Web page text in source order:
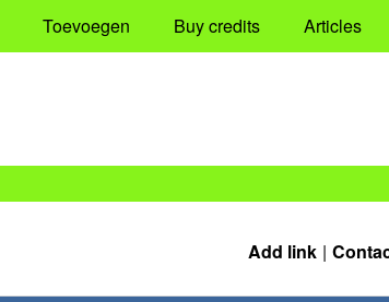
Toevoegen Buy credits Articles
Add link